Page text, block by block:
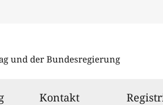
und der Bundesregierung
ausgewählt
Kontakt